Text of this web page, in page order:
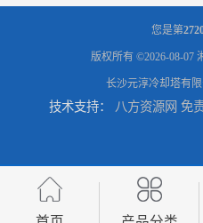
太原板式换热器生产厂家
您是第
版权所有 ©2026-08-07
长沙元淳冷却塔有限
技术支持： 八方资源网 免